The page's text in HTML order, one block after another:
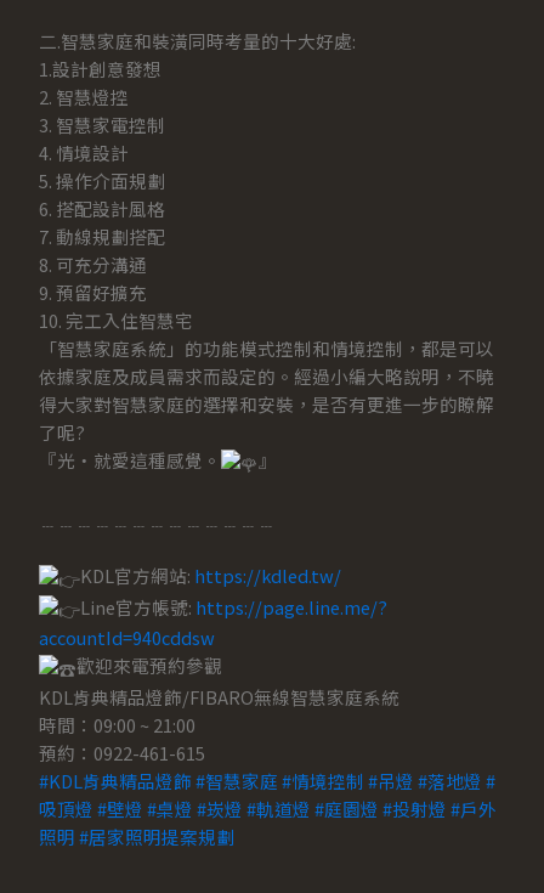
二.智慧家庭和裝潢同時考量的十大好處:
1.設計創意發想
2. 智慧燈控
3. 智慧家電控制
4. 情境設計
5. 操作介面規劃
6. 搭配設計風格
7. 動線規劃搭配
8. 可充分溝通
9. 預留好擴充
10. 完工入住智慧宅
「智慧家庭系統」的功能模式控制和情境控制，都是可以
依據家庭及成員需求而設定的。經過小編大略說明，不曉
得大家對智慧家庭的選擇和安裝，是否有更進一步的瞭解
了呢?
『光‧就愛這種感覺。
』
KDL官方網站: https://kdled.tw/
Line官方帳號: https://page.line.me/?
accountId=940cddsw
歡迎來電預約參觀
KDL肯典精品燈飾/FIBARO無線智慧家庭系統
時間：09:00 ~ 21:00
預約：0922-461-615
#KDL肯典精品燈飾 #智慧家庭 #情境控制 #吊燈 #落地燈 #
吸頂燈 #壁燈 #桌燈 #崁燈 #軌道燈 #庭園燈 #投射燈 #戶外
照明 #居家照明提案規劃